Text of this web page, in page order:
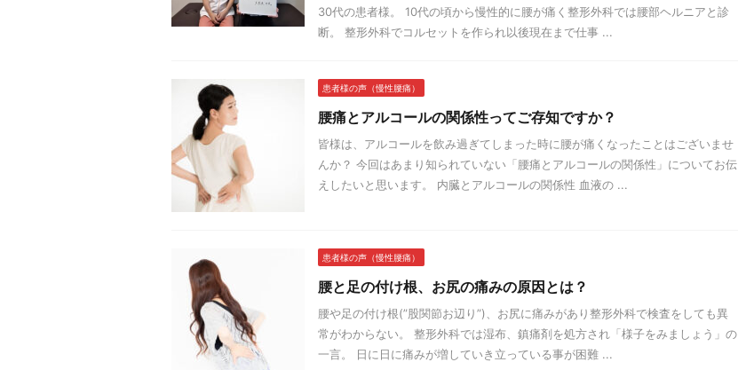
30代の患者様。 10代の頃から慢性的に腰が痛く整形外科では腰部ヘルニアと診
断。 整形外科でコルセットを作られ以後現在まで仕事 ...
患者様の声（慢性腰痛）
腰痛とアルコールの関係性ってご存知ですか？
皆様は、アルコールを飲み過ぎてしまった時に腰が痛くなったことはございませ
んか？ 今回はあまり知られていない「腰痛とアルコールの関係性」についてお伝
えしたいと思います。 内臓とアルコールの関係性 血液の ...
患者様の声（慢性腰痛）
腰と足の付け根、お尻の痛みの原因とは？
腰や足の付け根(”股関節お辺り”)、お尻に痛みがあり整形外科で検査をしても異
常がわからない。 整形外科では湿布、鎮痛剤を処方され「様子をみましょう」の
一言。 日に日に痛みが増していき立っている事が困難 ...